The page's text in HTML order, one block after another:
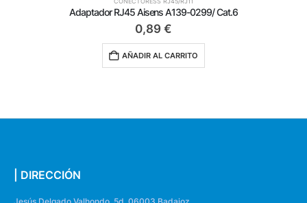
Adaptador RJ45 Aisens A139-0299/ Cat.6
0,89 €
AÑADIR AL CARRITO
| DIRECCIÓN